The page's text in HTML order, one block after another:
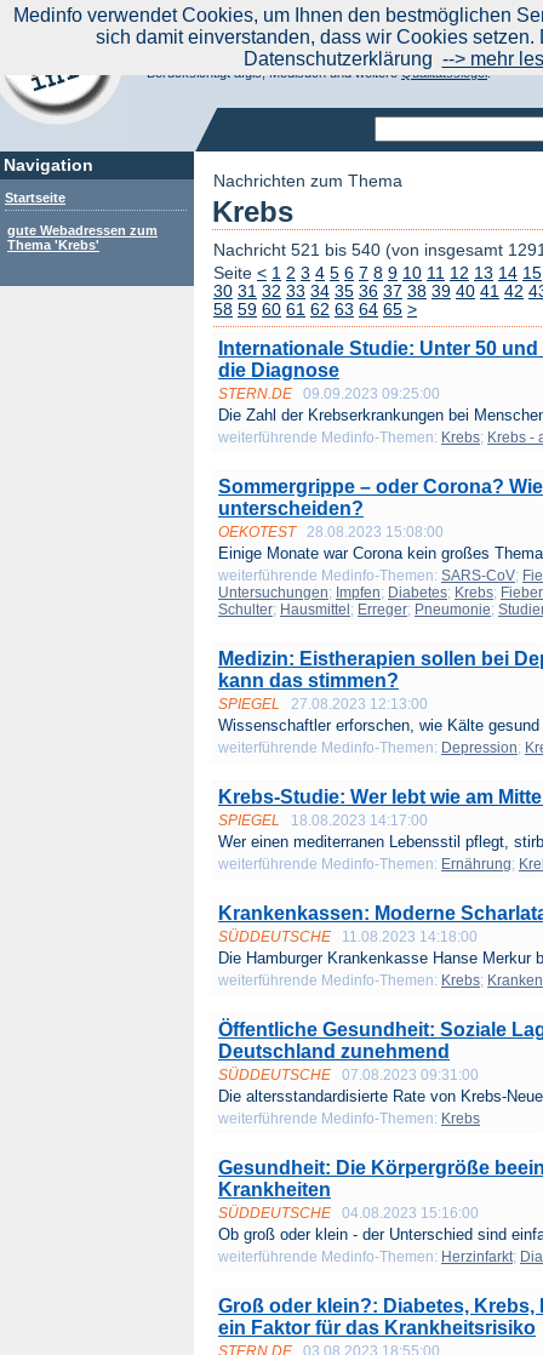
Navigation
Startseite
gute Webadressen zum
Thema 'Krebs'
Aktuelle Nachrichten|
Suchen Sie noch oder Finden Sie schon?
Medinfo.de - Meta-Portal für Gesundheitsthemen
Berücksichtigt afgis, Medisuch und weitereQualitätssiegel.
Nachrichten zum Thema
Krebs
Nachricht 521 bis 540 (von insgesamt
Seite < 1 2 3 4 5 6 7 8 9 10 11 12 13 14 15
30 31 32 33 34 35 36 37 38 39 40 41 42
58 59 60 61 62 63 64 65 >
Internationale Studie: Unter 50
die Diagnose
STERN.DE 09.09.2023 09:25:00
Die Zahl der Krebserkrankungen bei
weiterführende Medinfo-Themen: Krebs; Krebs -
Sommergrippe – oder Corona?
unterscheiden?
OEKOTEST 28.08.2023 15:08:00
Einige Monate war Corona kein großes
weiterführende Medinfo-Themen: SARS-CoV;
Untersuchungen; Impfen; Diabetes; Krebs;
Schulter; Hausmittel ; Erreger; Pneumonie;
Medizin: Eistherapien sollen bei
kann das stimmen?
SPIEGEL 27.08.2023 12:13:00
Wissenschaftler erforschen, wie Kälte
weiterführende Medinfo-Themen: Depression;
Krebs-Studie: Wer lebt wie am
SPIEGEL 18.08.2023 14:17:00
Wer einen mediterranen Lebensstil pflegt,
weiterführende Medinfo-Themen: Ernährung;
Krankenkassen: Moderne
SÜDDEUTSCHE 11.08.2023 14:18:00
Die Hamburger Krankenkasse Hanse Merkur
weiterführende Medinfo-Themen: Krebs;
Öffentliche Gesundheit: Soziale
Deutschland zunehmend
SÜDDEUTSCHE 07.08.2023 09:31:00
Die altersstandardisierte Rate von Krebs-
weiterführende Medinfo-Themen: Krebs
Gesundheit: Die Körpergröße
Krankheiten
SÜDDEUTSCHE 04.08.2023 15:16:00
Ob groß oder klein - der Unterschied sind
weiterführende Medinfo-Themen: Herzinfarkt;
Groß oder klein?: Diabetes,
ein Faktor für das Krankheitsrisiko
STERN.DE 03.08.2023 18:55:00
Medinfo verwendet Cookies, um Ihnen den bestmöglichen
sich damit einverstanden, dass wir Cookies
Datenschutzerklärung --> mehr